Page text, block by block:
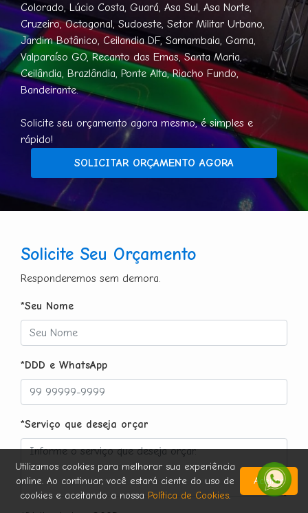
Colorado, Lúcio Costa, Guará, Asa Sul, Asa Norte,
Cruzeiro, Octogonal, Sudoeste, Setor Militar Urbano,
Jardim Botânico, Ceilandia DF, Samambaia, Gama,
Valparaíso GO, Recanto das Emas, Santa Maria,
Ceilândia, Brazlândia, Ponte Alta, Riacho Fundo,
Bandeirante.
Solicite seu orçamento agora mesmo, é simples e
rápido!
SOLICITAR ORÇAMENTO AGORA
Solicite Seu Orçamento
Responderemos sem demora.
*Seu Nome
*DDD e WhatsApp
*Serviço que deseja orçar
Utilizamos cookies para melhorar sua experiência
online. Ao continuar, você estará ciente do uso de
cookies e aceitando a nossa Política de Cookies.
Aceitar